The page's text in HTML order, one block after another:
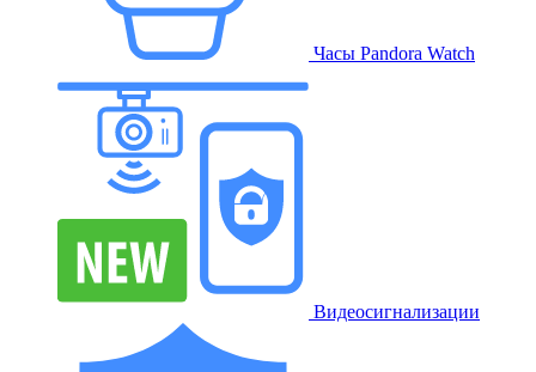
Часы Pandora Watch
Видеосигнализации